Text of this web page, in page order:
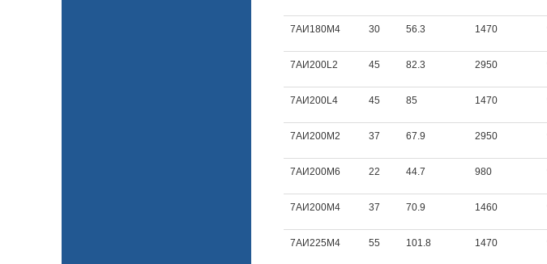
7АИ180М4 30 56.3 1470
7АИ200L2 45 82.3 2950
7АИ200L4 45 85 1470
7АИ200M2 37 67.9 2950
7АИ200M6 22 44.7 980
7АИ200М4 37 70.9 1460
7АИ225М4 55 101.8 1470